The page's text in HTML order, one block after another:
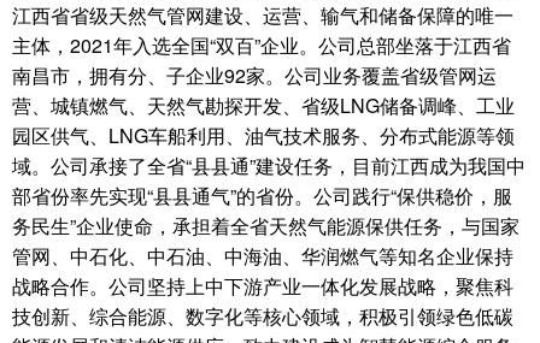
江西省省级天然气管网建设、运营、输气和储备保障的唯一
主体，2021年入选全国“双百”企业。公司总部坐落于江西省
南昌市，拥有分、子企业92家。公司业务覆盖省级管网运
营、城镇燃气、天然气勘探开发、省级LNG储备调峰、工业
园区供气、LNG车船利用、油气技术服务、分布式能源等领
域。公司承接了全省“县县通”建设任务，目前江西成为我国中
部省份率先实现“县县通气”的省份。公司践行“保供稳价，服
务民生”企业使命，承担着全省天然气能源保供任务，与国家
管网、中石化、中石油、中海油、华润燃气等知名企业保持
战略合作。公司坚持上中下游产业一体化发展战略，聚焦科
技创新、综合能源、数字化等核心领域，积极引领绿色低碳